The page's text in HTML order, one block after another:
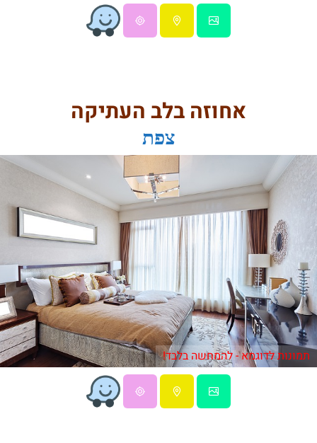
אחוזה בלב העתיקה
צפת
תמונות לדוגמא - להמחשה בלבד!